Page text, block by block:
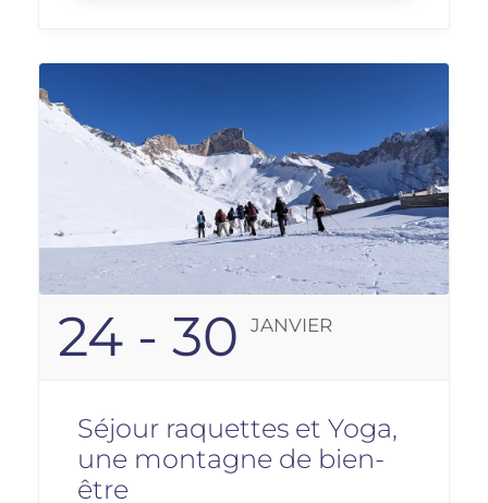
24 - 30 JANVIER
Séjour raquettes et Yoga,
une montagne de bien-
être